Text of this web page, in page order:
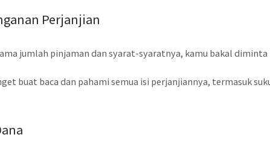
Perjanjian
jumlah pinjaman dan syarat-syaratnya, kamu bakal
buat baca dan pahami semua isi perjanjiannya, termasuk